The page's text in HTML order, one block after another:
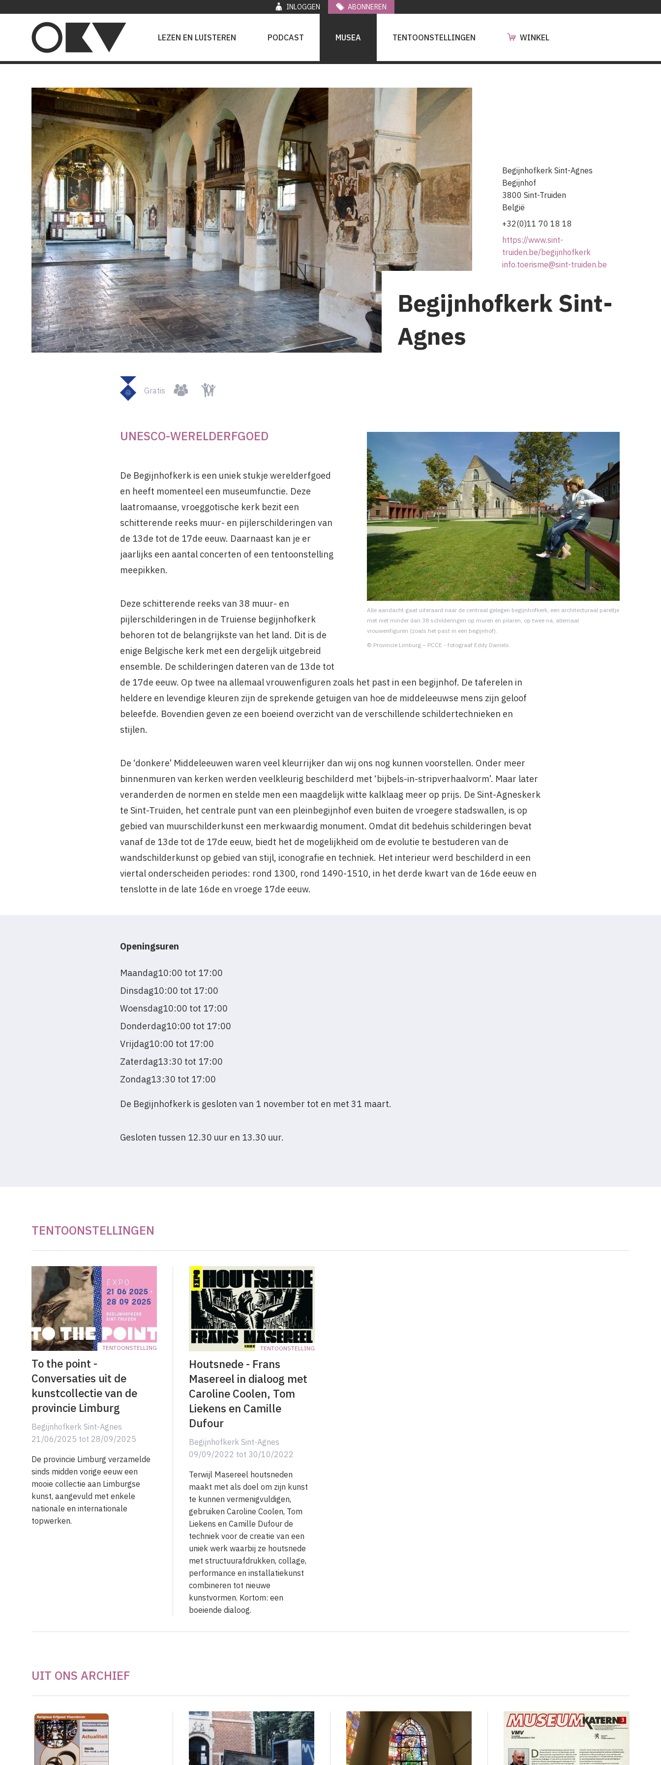
INLOGGEN ABONNEREN
navigation
LEZEN EN LUISTEREN PODCAST MUSEA TENTOONSTELLINGEN WINKEL
Begijnhofkerk Sint-
Agnes
Begijnhofkerk Sint-Agnes
Begijnhof
3800 Sint-Truiden
België
+32(0)11 70 18 18
https://www.sint-
truiden.be/begijnhofkerk
info.toerisme@sint-truiden.be
Beschermd
momument
Gratis GroepenKindvriendelijk
Alle aandacht gaat uiteraard naar de centraal gelegen begijnhofkerk, een architecturaal pareltje
met niet minder dan 38 schilderingen op muren en pilaren, op twee na, allemaal
vrouwenfiguren (zoals het past in een begijnhof).
© Provincie Limburg – PCCE - fotograaf Eddy Daniels.
UNESCO-WERELDERFGOED
De Begijnhofkerk is een uniek stukje werelderfgoed
en heeft momenteel een museumfunctie. Deze
laatromaanse, vroeggotische kerk bezit een
schitterende reeks muur- en pijlerschilderingen van
de 13de tot de 17de eeuw. Daarnaast kan je er
jaarlijks een aantal concerten of een tentoonstelling
meepikken.
Deze schitterende reeks van 38 muur- en
pijlerschilderingen in de Truiense begijnhofkerk
behoren tot de belangrijkste van het land. Dit is de
enige Belgische kerk met een dergelijk uitgebreid
ensemble. De schilderingen dateren van de 13de tot
de 17de eeuw. Op twee na allemaal vrouwenfiguren zoals het past in een begijnhof. De taferelen in
heldere en levendige kleuren zijn de sprekende getuigen van hoe de middeleeuwse mens zijn geloof
beleefde. Bovendien geven ze een boeiend overzicht van de verschillende schildertechnieken en
stijlen.
De ‘donkere’ Middeleeuwen waren veel kleurrijker dan wij ons nog kunnen voorstellen. Onder meer
binnenmuren van kerken werden veelkleurig beschilderd met ‘bijbels-in-stripverhaalvorm’. Maar later
veranderden de normen en stelde men een maagdelijk witte kalklaag meer op prijs. De Sint-Agneskerk
te Sint-Truiden, het centrale punt van een pleinbegijnhof even buiten de vroegere stadswallen, is op
gebied van muurschilderkunst een merkwaardig monument. Omdat dit bedehuis schilderingen bevat
vanaf de 13de tot de 17de eeuw, biedt het de mogelijkheid om de evolutie te bestuderen van de
wandschilderkunst op gebied van stijl, iconografie en techniek. Het interieur werd beschilderd in een
viertal onderscheiden periodes: rond 1300, rond 1490-1510, in het derde kwart van de 16de eeuw en
tenslotte in de late 16de en vroege 17de eeuw.
Openingsuren
Maandag10:00 tot 17:00
Dinsdag10:00 tot 17:00
Woensdag10:00 tot 17:00
Donderdag10:00 tot 17:00
Vrijdag10:00 tot 17:00
Zaterdag13:30 tot 17:00
Zondag13:30 tot 17:00
De Begijnhofkerk is gesloten van 1 november tot en met 31 maart.
Gesloten tussen 12.30 uur en 13.30 uur.
TENTOONSTELLINGEN
TENTOONSTELLING
To the point -
Conversaties uit de
kunstcollectie van de
provincie Limburg
Begijnhofkerk Sint-Agnes
21/06/2025 tot 28/09/2025
De provincie Limburg verzamelde
sinds midden vorige eeuw een
mooie collectie aan Limburgse
kunst, aangevuld met enkele
nationale en internationale
topwerken.
TENTOONSTELLING
Houtsnede - Frans
Masereel in dialoog met
Caroline Coolen, Tom
Liekens en Camille
Dufour
Begijnhofkerk Sint-Agnes
09/09/2022 tot 30/10/2022
Terwijl Masereel houtsneden
maakt met als doel om zijn kunst
te kunnen vermenigvuldigen,
gebruiken Caroline Coolen, Tom
Liekens en Camille Dufour de
techniek voor de creatie van een
uniek werk waarbij ze houtsnede
met structuurafdrukken, collage,
performance en installatiekunst
combineren tot nieuwe
kunstvormen. Kortom: een
boeiende dialoog.
UIT ONS ARCHIEF